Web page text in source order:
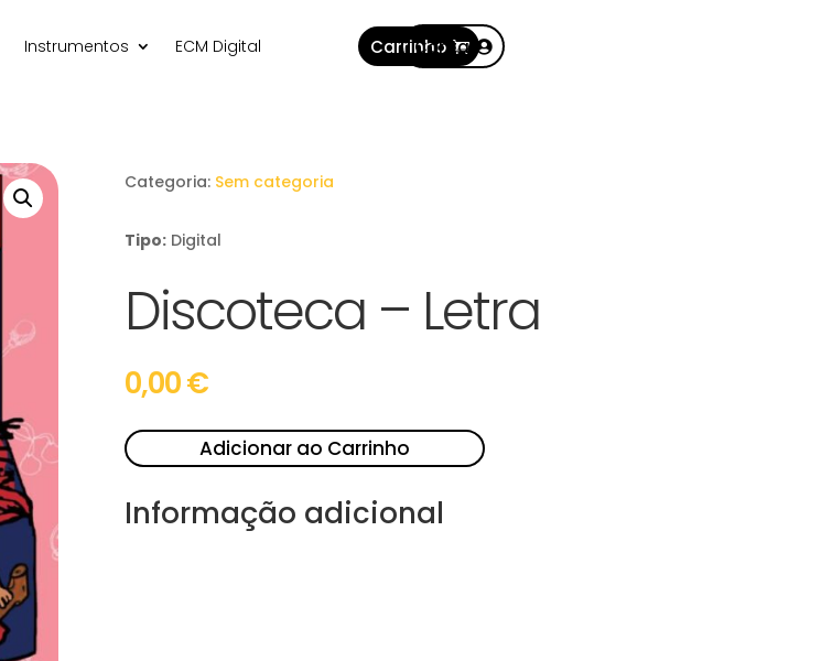
Instrumentos ECM Digital Carrinho
Conta
Categoria: Sem categoria
Tipo: Digital
Discoteca – Letra
0,00€
Adicionar ao Carrinho
Informação adicional